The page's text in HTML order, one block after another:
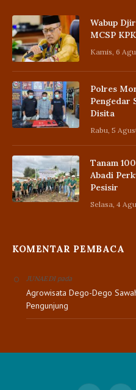
Wabup
MCSP
Kamis, 6
Polres
Pengedar
Disita
Rabu, 5
Tanam
Abadi
Pesisir
Selasa, 4
KOMENTAR PEMBACA
JUNAEDIpada
Agrowisata Dego-Dego
Pengunjung